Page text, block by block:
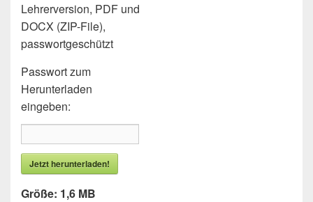
Lehrerversion, PDF und
DOCX (ZIP-File),
passwortgeschützt
Passwort zum
Herunterladen
eingeben:
Jetzt herunterladen!
Größe: 1,6 MB